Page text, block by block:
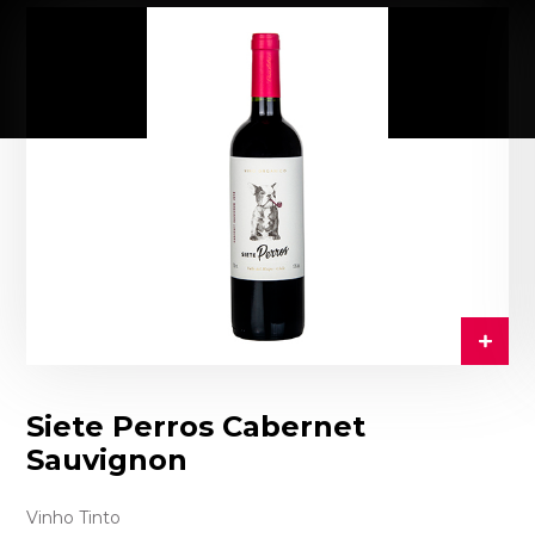
Siete Perros Cabernet
Sauvignon
Vinho Tinto